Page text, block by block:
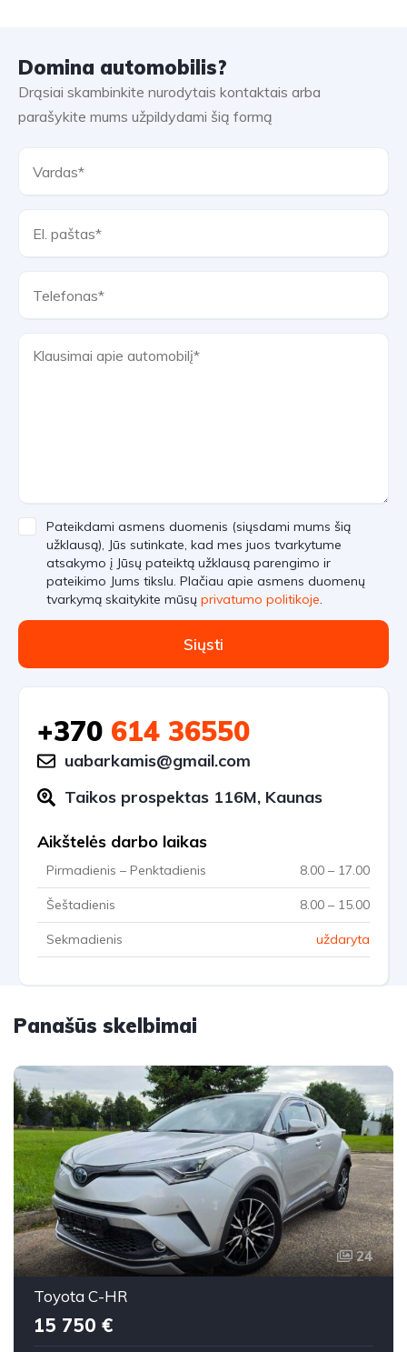
Domina automobilis?
Drąsiai skambinkite nurodytais kontaktais arba
parašykite mums užpildydami šią formą
Pateikdami asmens duomenis (siųsdami mums šią
užklausą), Jūs sutinkate, kad mes juos tvarkytume
atsakymo į Jūsų pateiktą užklausą parengimo ir
pateikimo Jums tikslu. Plačiau apie asmens duomenų
tvarkymą skaitykite mūsų privatumo politikoje.
Siųsti
+370 614 36550
uabarkamis@gmail.com
Taikos prospektas 116M, Kaunas
Aikštelės darbo laikas
Pirmadienis – Penktadienis 8.00 – 17.00
Šeštadienis 8.00 – 15.00
Sekmadienis uždaryta
Panašūs skelbimai
24
Toyota C-HR
15 750 €